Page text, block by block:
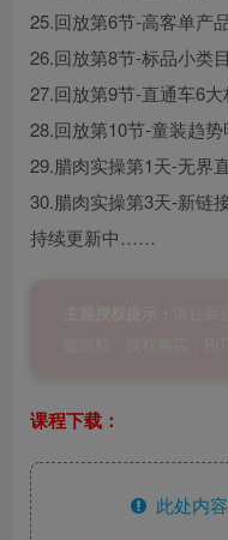
25.回放第6节-高客单产
26.回放第8节-标品小类
27.回放第9节-直通车6
28.回放第10节-童装趋
29.腊肉实操第1天-无界
30.腊肉实操第3天-新链
持续更新中……
课程下载：
此处内容